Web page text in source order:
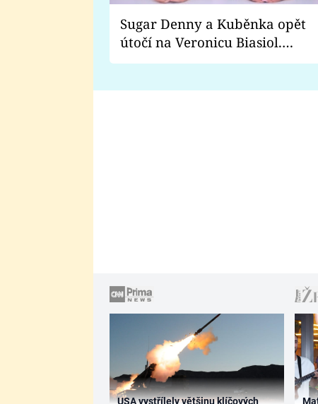
Sugar Denny a Kuběnka opět
útočí na Veronicu Biasiol.
Proč je podle nich falešná a
USA vystřílely většinu klíčových